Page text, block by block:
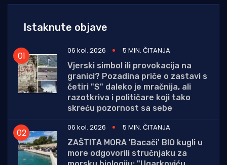
Istaknute objave
06 kol. 2026
5 MIN. ČITANJA
Vjerski simbol ili provokacija na
granici? Pozadina priče o zastavi s
četiri "S" daleko je mračnija, ali
razotkriva i političare koji tako
skreću pozornost sa sebe
06 kol. 2026
5 MIN. ČITANJA
ZAŠTITA MORA 'Bacači' BIO kugli u
more odgovorili stručnjaku za